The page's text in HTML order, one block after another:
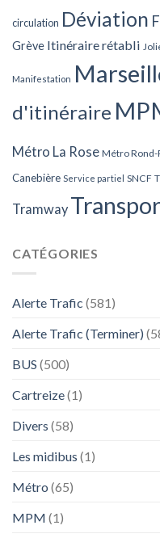
circulation Déviation
Grève Itinéraire rétabli
Manifestation
d'itinéraire
Métro La Rose Métro Rond-
Canebière Service partiel SNCF
Tramway
CATÉGORIES
Alerte Trafic (581)
Alerte Trafic (Terminer)
BUS (500)
Cartreize(1)
Divers (58)
Les midibus (1)
Métro (65)
MPM (1)